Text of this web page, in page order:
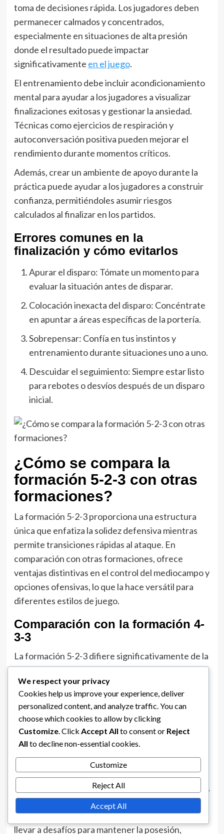
toma de decisiones rápida. Los jugadores deben
permanecer calmados y concentrados,
especialmente en situaciones de alta presión
donde el resultado puede impactar
significativamente en el juego.
El entrenamiento debe incluir acondicionamiento
mental para ayudar a los jugadores a visualizar
finalizaciones exitosas y gestionar la ansiedad.
Técnicas como ejercicios de respiración y
autoconversación positiva pueden mejorar el
rendimiento durante momentos críticos.
Además, crear un ambiente de apoyo durante la
práctica puede ayudar a los jugadores a construir
confianza, permitiéndoles asumir riesgos
calculados al finalizar en los partidos.
Errores comunes en la
finalización y cómo evitarlos
Apurar el disparo: Tómate un momento para
evaluar la situación antes de disparar.
Colocación inexacta del disparo: Concéntrate
en apuntar a áreas específicas de la portería.
Sobrepensar: Confía en tus instintos y
entrenamiento durante situaciones uno a uno.
Descuidar el seguimiento: Siempre estar listo
para rebotes o desvíos después de un disparo
inicial.
¿Cómo se compara la
formación 5-2-3 con otras
formaciones?
La formación 5-2-3 proporciona una estructura
única que enfatiza la solidez defensiva mientras
permite transiciones rápidas al ataque. En
comparación con otras formaciones, ofrece
ventajas distintivas en el control del mediocampo y
opciones ofensivas, lo que la hace versátil para
diferentes estilos de juego.
Comparación con la formación 4-
3-3
La formación 5-2-3 difiere significativamente de la
4-3-3 en términos de estructura y control del
mediocampo. Mientras que la 4-3-3 se basa en un
mediocampo de tres jugadores para dominar la
posesión y crear oportunidades, la 5-2-3 prioriza la
estabilidad defensiva con cinco defensores, lo que
puede limitar la presencia en el mediocampo pero
En un esquema 5-2-3, los dos centrocampistas
centrales a menudo tienen que cubrir más terreno,
ya que están en desventaja numérica en
comparación con los tres de una 4-3-3. Esto puede
llevar a desafíos para mantener la posesión,
We respect your privacy
Cookies help us improve your experience, deliver
personalized content, and analyze traffic. You can
choose which cookies to allow by clicking
Customize . Click Accept All to consent or Reject
All to decline non-essential cookies.
Customize
Reject All
Accept All